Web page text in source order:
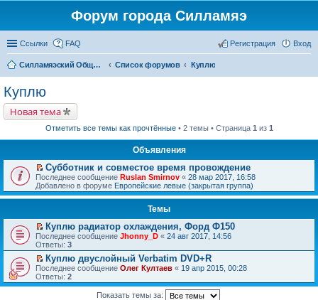
Форум города Силламяэ
Ссылки FAQ Вход
Регистрация
Силламяэский Общественный Новостной портал Список форумов Куплю
Куплю
Новая тема
Отметить все темы как прочтённые• 2 темы • Страница 1 из 1
Объявления
П
е
р
е
т
и
к
п
е
р
в
о
м
Субботник и совместое время провождение
Последнее сообщение Ruslan Smirnov « 28 мар 2017, 16:58
Добавлено в форуме Европейские левые (закрытая группа)
Темы
П
е
р
е
й
т
и
Куплю радиатор охлаждения, Форд Ф150
Последнее сообщение Jhonny_D « 24 авг 2017, 14:56
Ответы: 3
П
е
р
Куплю двуслойный Verbatim DVD+R
Последнее сообщение Олег Култаев « 19 апр 2015, 00:28
Ответы: 2
Показать темы за: